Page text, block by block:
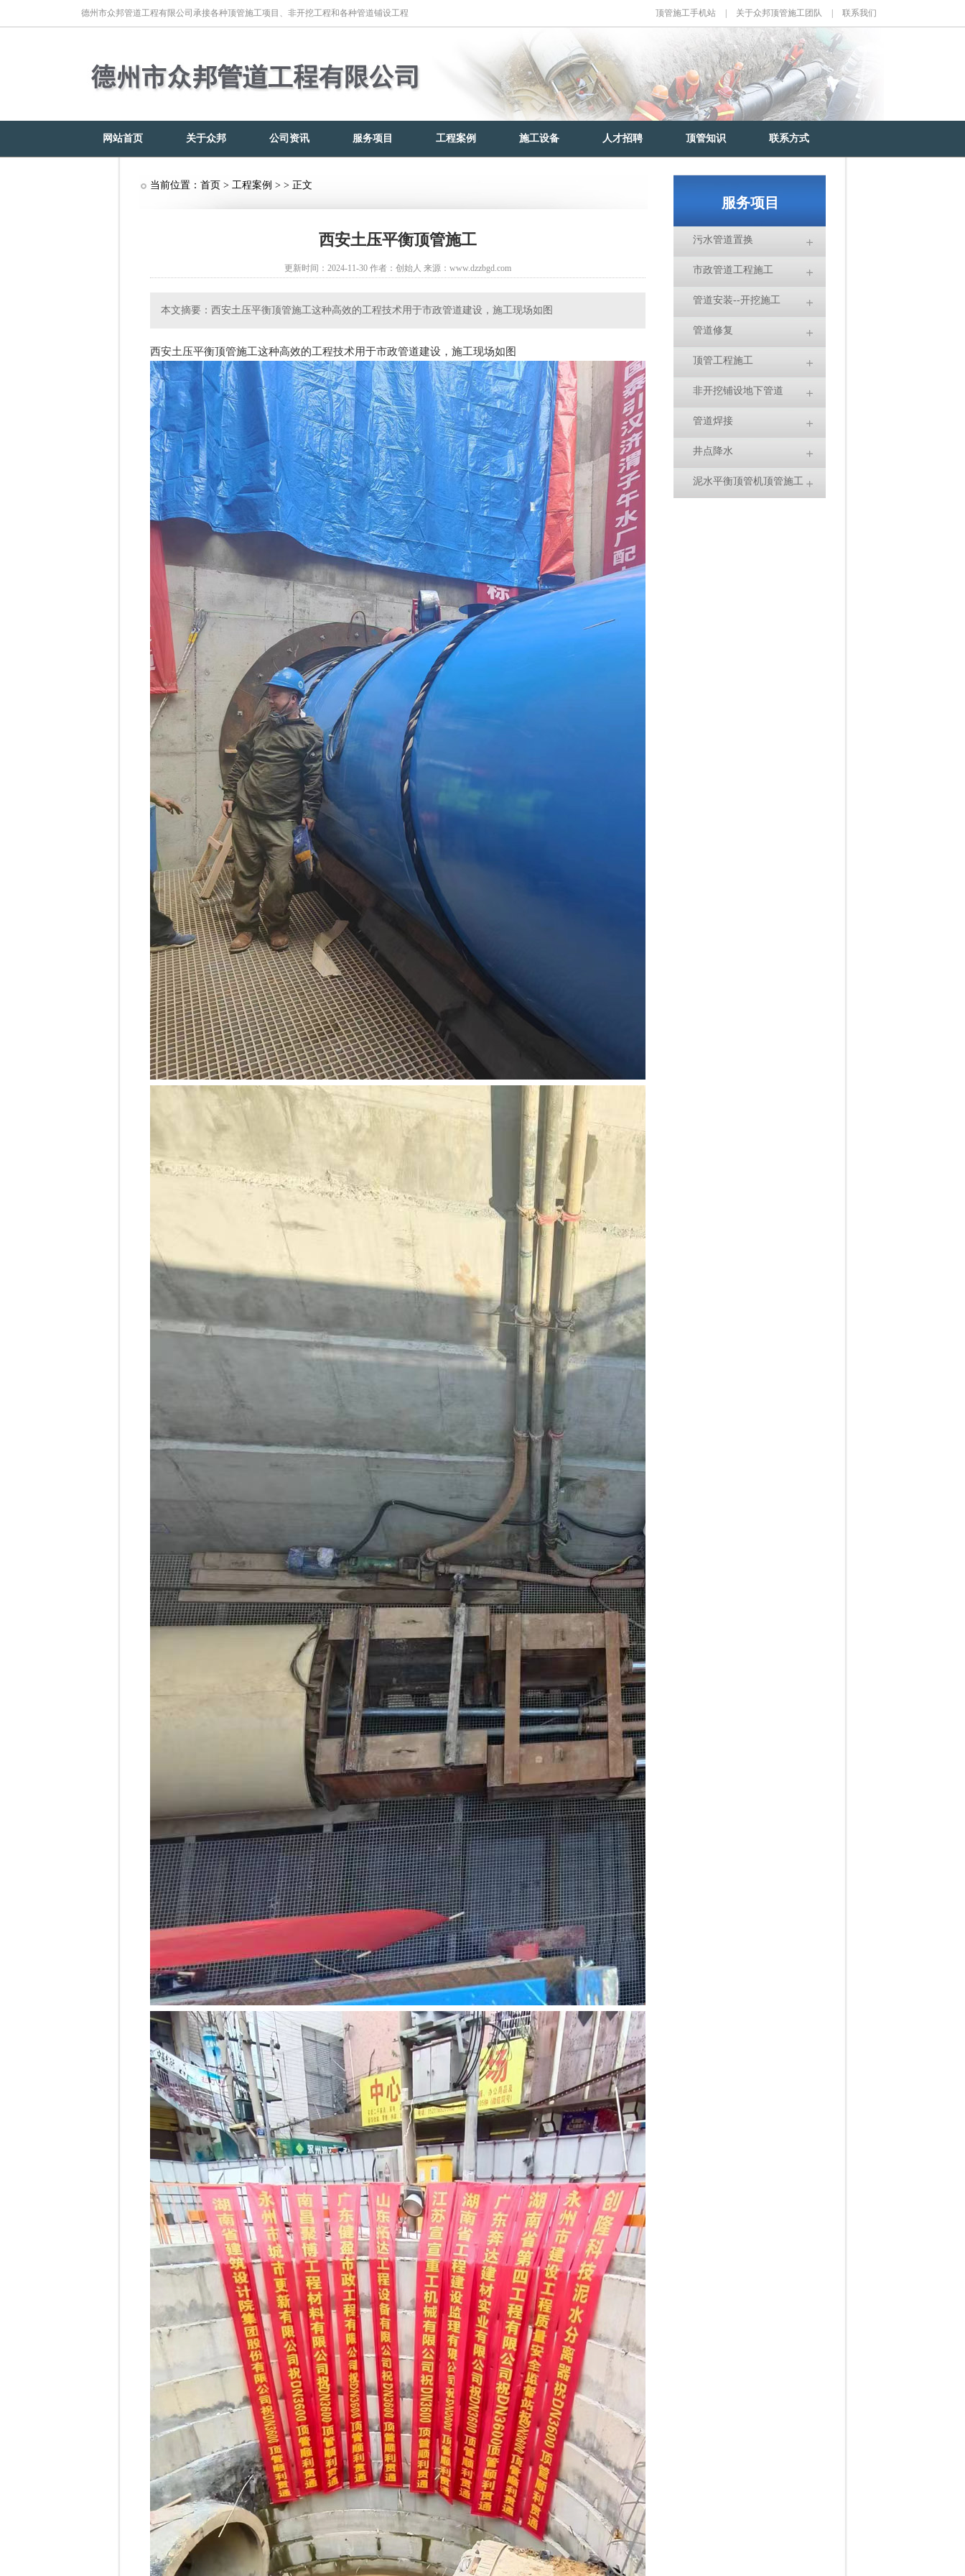
德州市众邦管道工程有限公司承接各种顶管施工项目、非开挖工程和各种管道铺设工程 顶管施工手机站 关于众邦顶管施工团队 联系我们
网站首页 关于众邦 公司资讯 服务项目 工程案例 施工设备 人才招聘 顶管知识 联系方式
当前位置： 首页 > 工程案例 > > 正文
西安土压平衡顶管施工
更新时间：2024-11-30 作者：创始人 来源：www.dzzbgd.com
本文摘要：西安土压平衡顶管施工这种高效的工程技术用于市政管道建设，施工现场如图
西安土压平衡顶管施工这种高效的工程技术用于市政管道建设，施工现场如图
服务项目
污水管道置换
市政管道工程施工
管道安装--开挖施工
管道修复
顶管工程施工
非开挖铺设地下管道
管道焊接
井点降水
泥水平衡顶管机顶管施工